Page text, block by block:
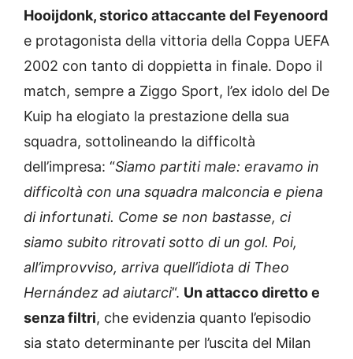
Hooijdonk, storico attaccante del Feyenoord
e protagonista della vittoria della Coppa UEFA
2002 con tanto di doppietta in finale. Dopo il
match, sempre a Ziggo Sport, l’ex idolo del De
Kuip ha elogiato la prestazione della sua
squadra, sottolineando la difficoltà
dell’impresa: “Siamo partiti male: eravamo in
difficoltà con una squadra malconcia e piena
di infortunati. Come se non bastasse, ci
siamo subito ritrovati sotto di un gol. Poi,
all’improvviso, arriva quell’idiota di Theo
Hernández ad aiutarci“. Un attacco diretto e
senza filtri, che evidenzia quanto l’episodio
sia stato determinante per l’uscita del Milan